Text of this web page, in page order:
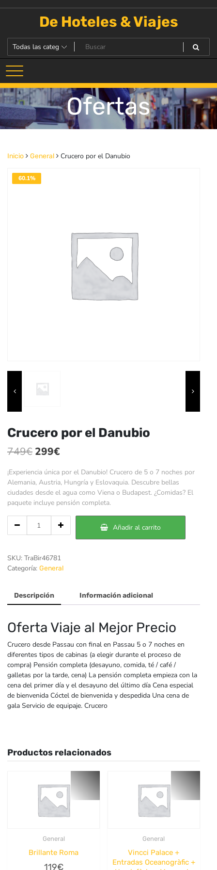
De Hoteles & Viajes
Ofertas
Inicio General Crucero por el Danubio
60.1%
Crucero por el Danubio
749€ El
precio
original
era:
299€
precio
actual
es:
¡Experiencia única por el Danubio! Crucero de 5 o 7 noches por
Alemania, Austria, Hungría y Eslovaquia. Descubre bellas
ciudades desde el agua como Viena o Budapest. ¿Comidas? El
paquete incluye pensión completa.
el
Danubio
Añadir al carrito
SKU: TraBir46781
Categoría: General
Descripción Información adicional
Oferta Viaje al Mejor Precio
Crucero desde Passau con final en Passau 5 o 7 noches en
diferentes tipos de cabinas (a elegir durante el proceso de
compra) Pensión completa (desayuno, comida, té / café /
galletas por la tarde, cena) La pensión completa empieza con la
cena del primer día y el desayuno del último día Cena especial
de bienvenida Cóctel de bienvenida y despedida Una cena de
gala Servicio de equipaje. Crucero
Productos relacionados
General
Brillante Roma
119€
General
Vincci Palace +
Entradas Oceanogràfic +